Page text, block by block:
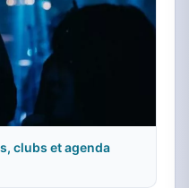
clubs et agenda